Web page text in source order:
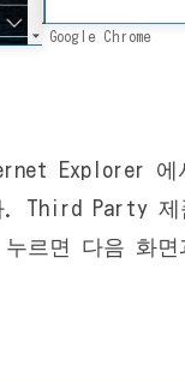
Google Chrome
Explorer 에
. Third Party 제
르면 다음 화